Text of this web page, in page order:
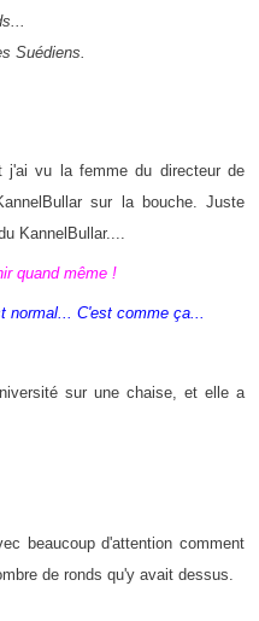
Suédiens.
j'ai vu la femme du directeur de
sur la bouche. Juste
KannelBullar....
quand même !
normal... C'est comme ça...
sur une chaise, et elle a
beaucoup d'attention comment
de ronds qu'y avait dessus.